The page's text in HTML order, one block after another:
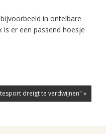
in ontelbare
er een passend hoesje
dreigt te verdwijnen" »